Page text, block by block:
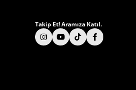
Takip Et! Aramıza Katıl.